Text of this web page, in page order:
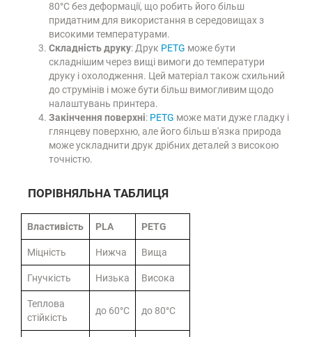
80°C без деформації, що робить його більш
придатним для використання в середовищах з
високими температурами.
Складність друку: Друк PETG може бути
складнішим через вищі вимоги до температури
друку і охолодження. Цей матеріал також схильний
до струмінів і може бути більш вимогливим щодо
налаштувань принтера.
Закінчення поверхні: PETG може мати дуже гладку і
глянцеву поверхню, але його більш в'язка природа
може ускладнити друк дрібних деталей з високою
точністю.
ПОРІВНЯЛЬНА ТАБЛИЦЯ
Властивість PLA PETG
Міцність Нижча Вища
Гнучкість Низька Висока
Теплова
стійкість
до 60°C до 80°C